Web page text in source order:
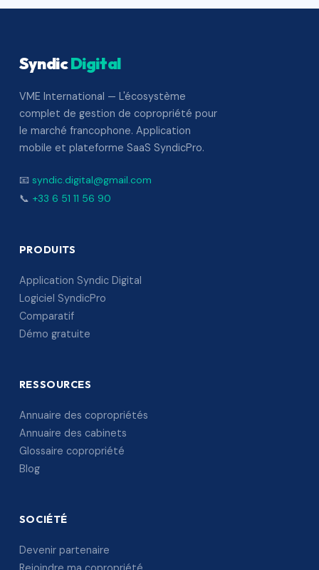
SyndicDigital
VME International — L'écosystème
complet de gestion de copropriété pour
le marché francophone. Application
mobile et plateforme SaaS SyndicPro.
📧 syndic.digital@gmail.com
📞 +33 6 51 11 56 90
PRODUITS
Application Syndic Digital
Logiciel SyndicPro
Comparatif
Démo gratuite
RESSOURCES
Annuaire des copropriétés
Annuaire des cabinets
Glossaire copropriété
Blog
SOCIÉTÉ
Devenir partenaire